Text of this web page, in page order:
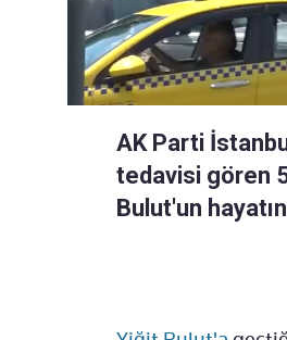
AK Parti
tedavisi gören
Bulut'un